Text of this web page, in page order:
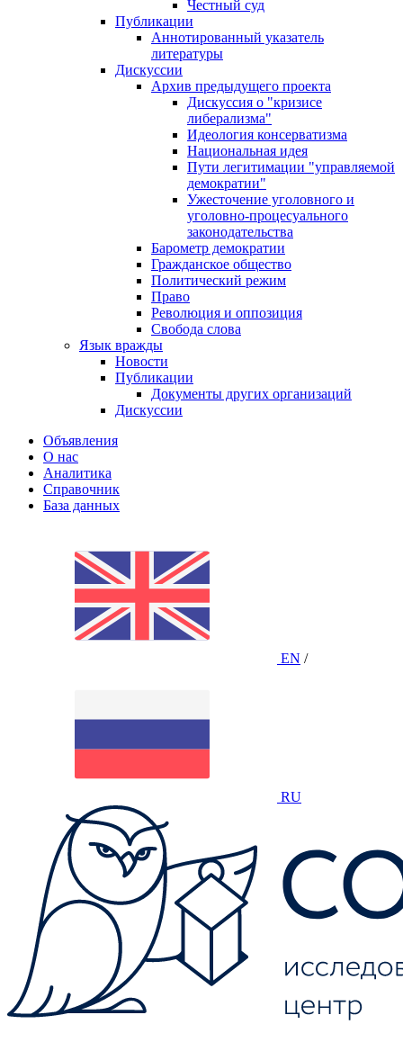
Честный суд
Публикации
Аннотированный указатель
литературы
Дискуссии
Архив предыдущего проекта
Дискуссия о "кризисе
либерализма"
Идеология консерватизма
Национальная идея
Пути легитимации "управляемой
демократии"
Ужесточение уголовного и
уголовно-процесуального
законодательства
Барометр демократии
Гражданское общество
Политический режим
Право
Революция и оппозиция
Свобода слова
Язык вражды
Новости
Публикации
Документы других организаций
Дискуссии
Объявления
О нас
Аналитика
Справочник
База данных
EN /
RU